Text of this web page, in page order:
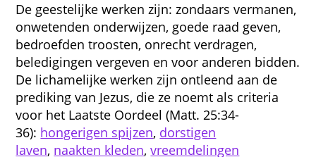
De geestelijke werken zijn: zondaars vermanen,
onwetenden onderwijzen, goede raad geven,
bedroefden troosten, onrecht verdragen,
beledigingen vergeven en voor anderen bidden.
De lichamelijke werken zijn ontleend aan de
prediking van Jezus, die ze noemt als criteria
voor het Laatste Oordeel (Matt. 25:34-
36): hongerigen spijzen, dorstigen
laven, naakten kleden,vreemdelingen